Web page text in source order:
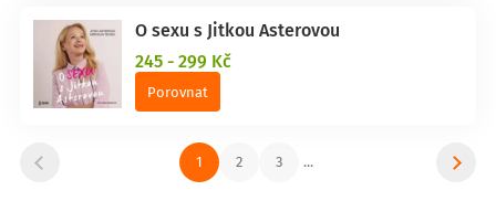
O sexu s Jitkou Asterovou
245 - 299 Kč
Porovnat
1 2 3 ...